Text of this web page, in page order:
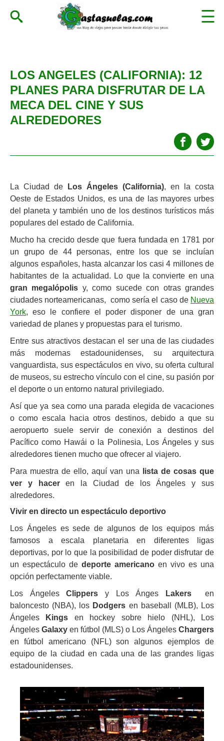
LOS ANGELES (CALIFORNIA): 12
PLANES PARA DISFRUTAR DE LA
MECA DEL CINE Y SUS
ALREDEDORES
La Ciudad de Los Ángeles (California), en la costa
Oeste de Estados Unidos, es una de las mayores urbes
del planeta y también uno de los destinos turísticos más
populares del estado de California.
Mucho ha crecido desde que fuera fundada en 1781 por
un grupo de 44 personas, entre los que se incluían
algunos españoles, hasta alcanzar los casi 4 millones de
habitantes de la actualidad. Lo que la convierte en una
gran megalópolis y, como sucede con otras grandes
ciudades norteamericanas, como sería el caso de Nueva
York, eso le confiere el poder disponer de una gran
variedad de planes y propuestas para el turismo.
Entre sus atractivos destacan el ser una de las ciudades
más modernas estadounidenses, su arquitectura
vanguardista, sus espectáculos en vivo, su oferta cultural
de museos, su estrecho vínculo con el cine, su pasión por
el deporte o un entorno natural privilegiado.
Así que ya sea como una parada elegida de vacaciones
o como escala hacia otros destinos, debido a que su
aeropuerto suele servir de conexión a destinos del
Pacífico como Hawái o la Polinesia, Los Ángeles y sus
alrededores tienen mucho que ofrecer al viajero.
Para muestra de ello, aquí van una
lista de cosas que
ver y haceren la Ciudad de los Ángeles y sus
alrededores.
Vivir en directo un espectáculo deportivo
Los Ángeles es sede de algunos de los equipos más
famosos a escala planetaria en diferentes ligas
deportivas, por lo que la posibilidad de poder disfrutar de
un espectáculo de deporte americano en vivo es una
opción perfectamente viable.
Los ÁngelesClippers y Los Ánges Lakersen
baloncesto (NBA), los Dodgers en baseball (MLB), Los
Ángeles
Kings en hockey sobre hielo (NHL), Los
Ángeles Galaxy en fútbol (MLS) o Los Ángeles Chargers
en fútbol americano (NFL) son algunos ejemplos de
equipo de la ciudad en cada una de las grandes ligas
estadounidenses.